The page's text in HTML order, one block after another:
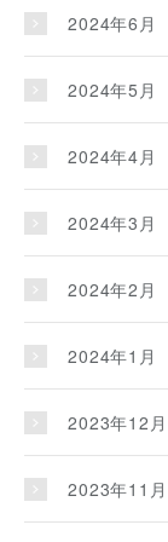
2024年6月
2024年5月
2024年4月
2024年3月
2024年2月
2024年1月
2023年12月
2023年11月